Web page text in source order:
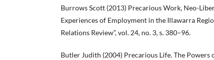
Burrows Scott (2013) Precarious Work, Neo-
Experiences of Employment in the Illawarra
Relations Review”, vol. 24, no. 3, s. 380–96.
Butler Judith (2004) Precarious Life. The